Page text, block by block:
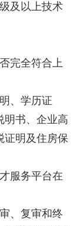
及以上技术
完全符合上
、学历证
明书、企业高
证明及住房保
服务平台在
、复审和终